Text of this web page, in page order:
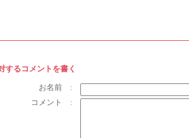
するコメントを書く
お名前 :
コメント :